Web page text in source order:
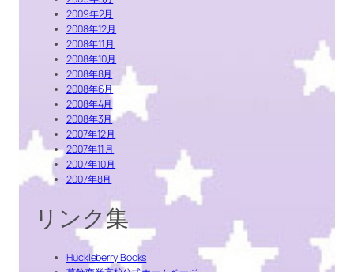
2009年2月
2008年12月
2008年11月
2008年10月
2008年8月
2008年6月
2008年4月
2008年3月
2007年12月
2007年11月
2007年10月
2007年8月
リンク集
Huckleberry Books